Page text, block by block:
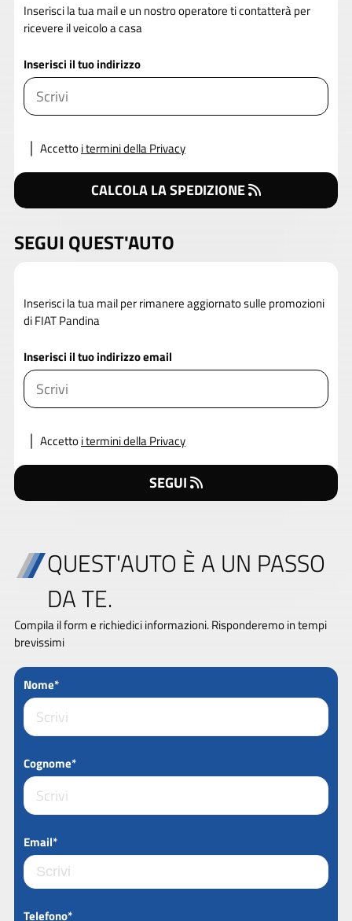
Inserisci la tua mail e un nostro operatore ti contatterà per
ricevere il veicolo a casa
Inserisci il tuo indirizzo
Accettoi termini della Privacy
CALCOLA LA SPEDIZIONE
SEGUI QUEST'AUTO
Inserisci la tua mail per rimanere aggiornato sulle promozioni
di FIAT Pandina
Inserisci il tuo indirizzo email
Accettoi termini della Privacy
SEGUI
QUEST'AUTO È A UN PASSO
DA TE.
Compila il form e richiedici informazioni. Risponderemo in tempi
brevissimi
Nome*
Cognome*
Email*
Telefono*